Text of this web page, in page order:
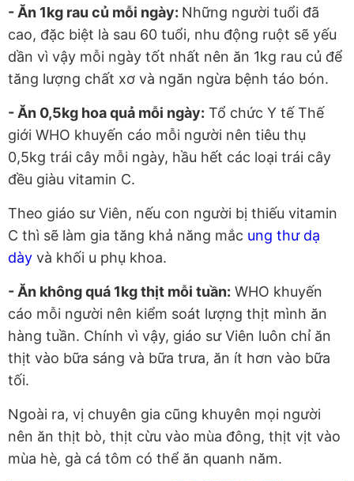
- Ăn 1kg rau củ mỗi ngày: Những người tuổi đã
cao, đặc biệt là sau 60 tuổi, nhu động ruột sẽ yếu
dần vì vậy mỗi ngày tốt nhất nên ăn 1kg rau củ để
tăng lượng chất xơ và ngăn ngừa bệnh táo bón.
- Ăn 0,5kg hoa quả mỗi ngày: Tổ chức Y tế Thế
giới WHO khuyến cáo mỗi người nên tiêu thụ
0,5kg trái cây mỗi ngày, hầu hết các loại trái cây
đều giàu vitamin C.
Theo giáo sư Viên, nếu con người bị thiếu vitamin
C thì sẽ làm gia tăng khả năng mắc ung thư dạ
dày và khối u phụ khoa.
- Ăn không quá 1kg thịt mỗi tuần: WHO khuyến
cáo mỗi người nên kiểm soát lượng thịt mình ăn
hàng tuần. Chính vì vậy, giáo sư Viên luôn chỉ ăn
thịt vào bữa sáng và bữa trưa, ăn ít hơn vào bữa
tối.
Ngoài ra, vị chuyên gia cũng khuyên mọi người
nên ăn thịt bò, thịt cừu vào mùa đông, thịt vịt vào
mùa hè, gà cá tôm có thể ăn quanh năm.